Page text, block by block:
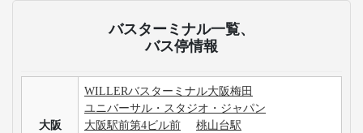
バスターミナル一覧、
バス停情報
大阪
WILLERバスターミナル大阪梅田
ユニバーサル・スタジオ・ジャパン
大阪駅前第4ビル前
桃山台駅